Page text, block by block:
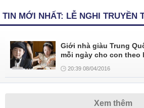
TIN MỚI NHẤT: LỄ NGHI TRUYỀN
Giới nhà giàu Trung
mỗi ngày cho con theo
20:39 08/04/2016
Xem thêm